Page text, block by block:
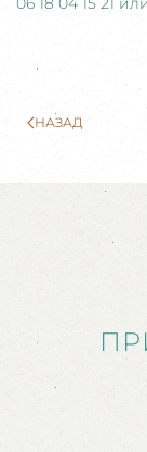
НАЗАД